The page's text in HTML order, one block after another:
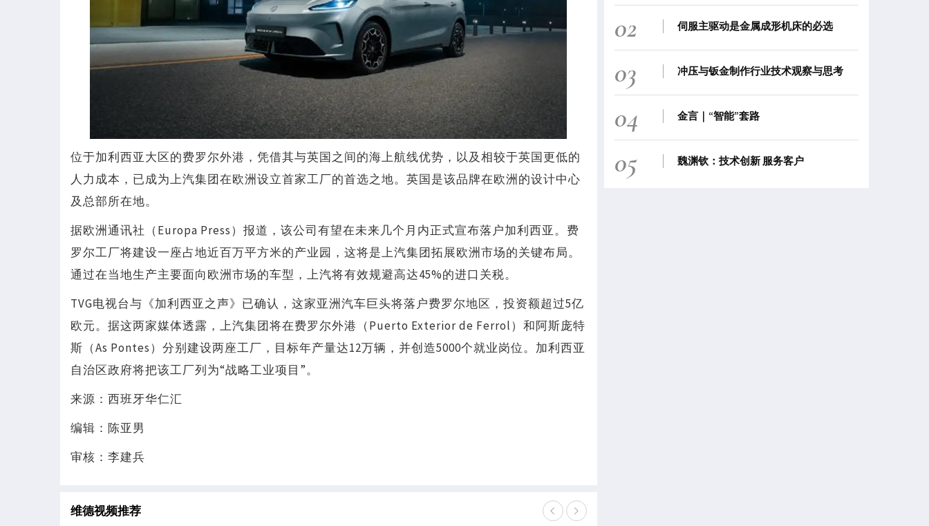
位于加利西亚大区的费罗尔外港，凭借其与英国之间的海上航线优势，以及相较于英国更低的
人力成本，已成为上汽集团在欧洲设立首家工厂的首选之地。英国是该品牌在欧洲的设计中心
及总部所在地。
据欧洲通讯社（Europa Press）报道，该公司有望在未来几个月内正式宣布落户加利西亚。费
罗尔工厂将建设一座占地近百万平方米的产业园，这将是上汽集团拓展欧洲市场的关键布局。
通过在当地生产主要面向欧洲市场的车型，上汽将有效规避高达45%的进口关税。
TVG电视台与《加利西亚之声》已确认，这家亚洲汽车巨头将落户费罗尔地区，投资额超过5亿
欧元。据这两家媒体透露，上汽集团将在费罗尔外港（Puerto Exterior de Ferrol）和阿斯庞特
斯（As Pontes）分别建设两座工厂，目标年产量达12万辆，并创造5000个就业岗位。加利西亚
自治区政府将把该工厂列为“战略工业项目”。
来源：西班牙华仁汇
编辑：陈亚男
审核：李建兵
维德视频推荐
02 伺服主驱动是金属成形机床的必选
03 冲压与钣金制作行业技术观察与思考
04 金言｜“智能”套路
05 魏渊钦：技术创新 服务客户